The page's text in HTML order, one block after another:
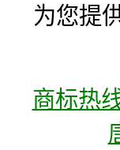
为您提
商标热